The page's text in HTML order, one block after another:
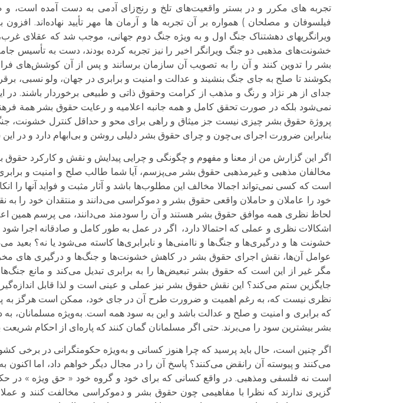
تجربه های مکرر و در بستر واقعیت‌های تلخ و رنج‌زای آدمی به دست آمده است، و
فیلسوفان و مصلحان ) همواره بر آن تجربه ها و آرمان ها مهر تأیید نهاده‌اند.
ویرانگریهای دهشتناک جنگ اول و به ویژه جنگ دوم جهانی، موجب شد که عقلای
خشونت‌های مذهبی دو جنگ ویرانگر اخیر را نیز تجربه کرده بودند، دست به تأسیس
بشر را تدوین کنند و آن را به تصویب آن سازمان برسانند و پس از آن کوشش‌های
بکوشند تا صلح به جای جنگ بنشیند و عدالت و امنیت و برابری در جهان، ولو نسبی،
جدای از هر نژاد و رنگ و مذهب از کرامت وحقوق ذاتی و طبیعی برخوردار باشند. در
نمی‌شود بلکه در صورت تحقق کامل و همه جانبه اعلامیه و رعایت حقوق بشر همة
پروژة حقوق بشر چیزی نیست جز میثاق و راهی برای محو و حداقل کنترل خشونت،
بنابراین ضرورت اجرای بی‌چون و چرای حقوق بشر دلیلی روشن و بی‌ابهام دارد و در
اگر این گزارش من از معنا و مفهوم و چگونگی و چرایی پیدایش و نقش و کارکرد حقوق
مخالفان مذهبی و غیرمذهبی حقوق بشر می‌پزسم، آیا شما طالب صلح و امنیت و
است که کسی نمی‌تواند اجمالا مخالف این مطلوب‌ها باشد و آثار مثبت و فواید آنها را
خود را عاملان و حاملان واقعی حقوق بشر و دموکراسی می‌دانند و منتقدان خود را
لحاظ نظری همه موافق حقوق بشر هستند و آن را سودمند می‌دانند، می پرسم همین
اشکالات نظری و عملی که احتمالا دارد، اگر در عمل به طور کامل و صادقانه اجرا شود
خشونت ها و درگیری‌ها و جنگ‌ها و ناامنی‌ها و نابرابری‌ها کاسته می‌شود یا نه؟ بعید
عوامل آن‌ها، نقش اجرای حقوق بشر در کاهش خشونت‌ها و جنگ‌ها و درگیری های
مگر غیر از این است که حقوق بشر تبعیض‌ها را به برابری تبدیل می‌کند و مانع
جایگزین ستم می‌کند؟ این نقش حقوق بشر نیز عملی و عینی است و لذا قابل
نظری نیست که، به رغم اهمیت و ضرورت طرح آن در جای خود، ممکن است هرگز به
که برابری و امنیت و صلح و عدالت باشد و این به سود همه است. به‌ویژه مسلمانان،
بشر بیشترین سود را می‌برند. حتی اگر مسلمانان گمان کنند که پاره‌ای از احکام شریعت
اگر چنین است، حال باید پرسید که چرا هنوز کسانی و به‌ویژه حکومتگرانی در برخی
می‌کنند و پیوسته آن رانقض می‌کنند؟ پاسخ آن را در مجال دیگر خواهم داد، اما
است نه فلسفی ومذهبی. در واقع کسانی که برای خود و گروه خود « حق ویژه » در
گزیری ندارند که نظرا با مفاهیمی چون حقوق‌ بشر و دموکراسی مخالفت کنند و